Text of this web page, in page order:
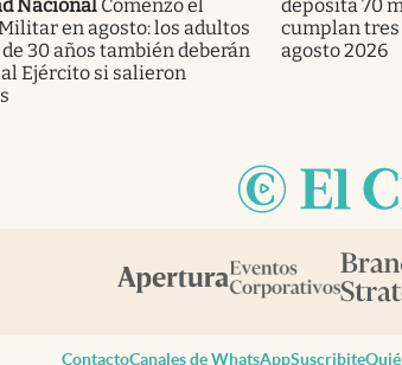
Nacional Comenzó el
en agosto: los adultos
30 años también deberán
Ejército si salieron
deposita 70
cumplan
agosto 2026
ContactoCanales de WhatsAppSuscribite